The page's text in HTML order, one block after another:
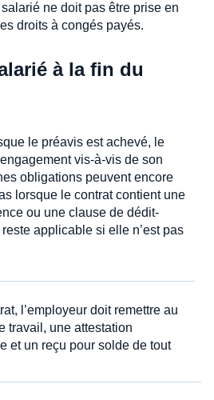
ne doit pas être prise en
droits à congés payés.
à la fin du
le préavis est achevé, le
vis-à-vis de son
obligations peuvent encore
lorsque le contrat contient une
ou une clause de dédit-
applicable si elle n’est pas
l’employeur doit remettre au
travail, une attestation
et un reçu pour solde de tout